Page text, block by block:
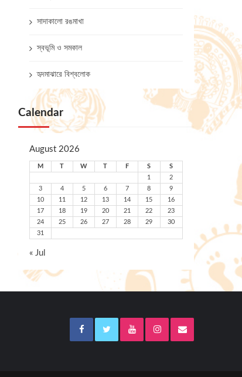
সাদাকালো রঙমাখা
স্বভূমি ও সমকাল
হৃদমাঝারে বিশ্বলোক
Calendar
August 2026
M W F S
S
1
2
3
4 5 6 7 8
9
10
11 12 13 14 15
16
17
18 19 20 21 22
23
24
25 26 27 28 29
30
31
« Jul